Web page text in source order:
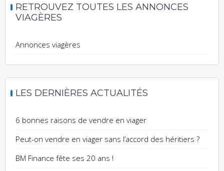
RETROUVEZ TOUTES LES ANNONCES
VIAGÈRES
Annonces viagères
LES DERNIÈRES ACTUALITÉS
6 bonnes raisons de vendre en viager
Peut-on vendre en viager sans l’accord des héritiers ?
BM Finance fête ses 20 ans !